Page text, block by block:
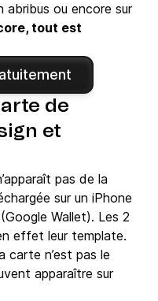
abribus ou encore sur
tout est
de
et
pas de la
sur un iPhone
Wallet). Les 2
effet leur template.
carte n’est pas le
apparaître sur